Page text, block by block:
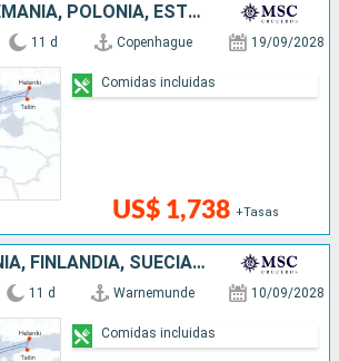
DINAMARCA, ALEMANIA, POLONIA, ESTONIA, FINLANDIA, SUECIA
11 d Copenhague 19/09/2028
US$ 1,738 +Tasas
Comidas incluidas
LITUANIA, ESTONIA, FINLANDIA, SUECIA, DINAMARCA, ALEMANIA
11 d Warnemunde 10/09/2028
Comidas incluidas